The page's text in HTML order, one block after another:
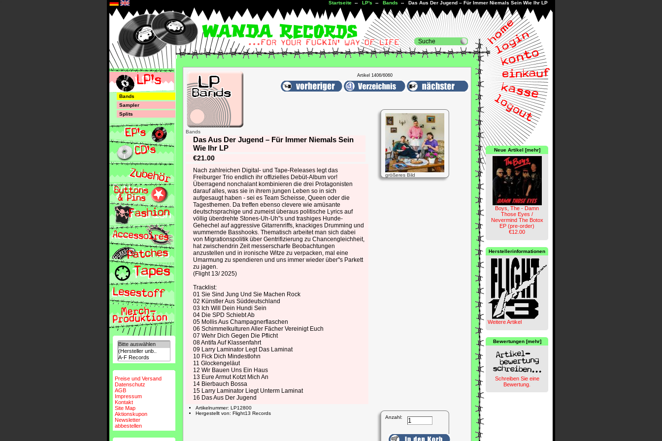
Startseite -- LP's -- Bands -- Das Aus Der Jugend – Für Immer Niemals Sein Wie Ihr LP
Bands
Sampler
Splits
Preise und Versand
Datenschutz
AGB
Impressum
Kontakt
Site Map
Aktionskupon
Newsletter
abbestellen
Neue Artikel [mehr]
Boys, The - Damn
Those Eyes /
Nevermind The Botox
EP (pre-order)
€12.00
Herstellerinformationen
Weitere Artikel
Bewertungen [mehr]
Schreiben Sie eine
Bewertung.
Bands
Artikel 1406/6060
größeres Bild
Das Aus Der Jugend – Für Immer Niemals Sein
Wie Ihr LP
€21.00
Nach zahlreichen Digital- und Tape-Releases legt das
Freiburger Trio endlich ihr offizielles Debüt-Album vor!
Überragend nonchalant kombinieren die drei Protagonisten
darauf alles, was sie in ihrem jungen Leben so in sich
aufgesaugt haben - sei es Team Scheisse, Queen oder die
Tagesthemen. Da treffen ebenso clevere wie amüsante
deutschsprachige und zumeist überaus politische Lyrics auf
völlig überdrehte Stones-Uh-Uh"s und trashiges Hunde-
Gehechel auf aggressive Gitarrenriffs, knackiges Drumming und
wummernde Basshooks. Thematisch arbeitet man sich dabei
von Migrationspolitik über Gentrifizierung zu Chancengleichheit,
hat zwischendrin Zeit messerscharfe Beobachtungen
anzustellen und in ironische Witze zu verpacken, mal eine
Umarmung zu spendieren und uns immer wieder über"s Parkett
zu jagen.
(Flight 13/ 2025)
Tracklist:
01 Sie Sind Jung Und Sie Machen Rock
02 Künstler Aus Süddeutschland
03 Ich Will Dein Hundi Sein
04 Die SPD Schiebt Ab
05 Mollis Aus Champagnerflaschen
06 Schimmelkulturen Aller Fächer Vereinigt Euch
07 Wehr Dich Gegen Die Pflicht
08 Antifa Auf Klassenfahrt
09 Larry Laminator Legt Das Laminat
10 Fick Dich Mindestlohn
11 Glockengeläut
12 Wir Bauen Uns Ein Haus
13 Eure Armut Kotzt Mich An
14 Bierbauch Bossa
15 Larry Laminator Liegt Unterm Laminat
16 Das Aus Der Jugend
Anzahl:
Artikelnummer: LP12800
Hergestellt von: Flight13 Records